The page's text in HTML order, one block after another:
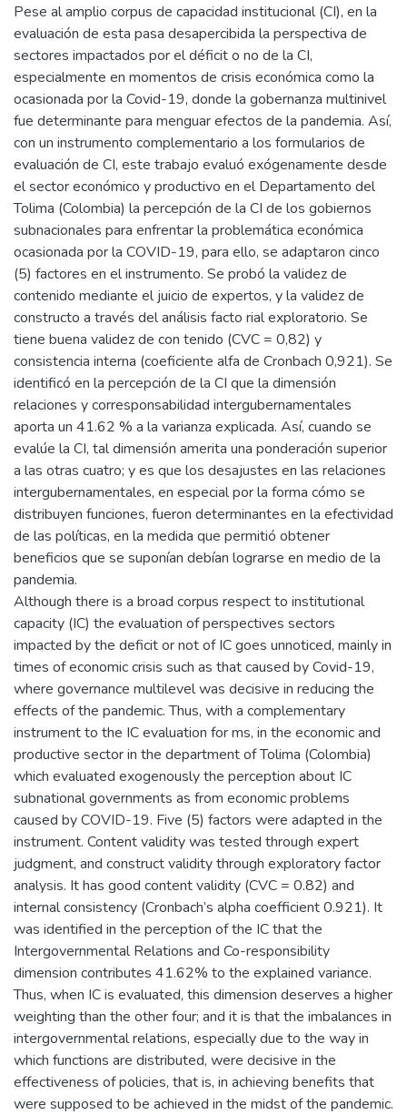
Pese al amplio corpus de capacidad institucional (CI), en la
evaluación de esta pasa desapercibida la perspectiva de
sectores impactados por el déficit o no de la CI,
especialmente en momentos de crisis económica como la
ocasionada por la Covid-19, donde la gobernanza multinivel
fue determinante para menguar efectos de la pandemia. Así,
con un instrumento complementario a los formularios de
evaluación de CI, este trabajo evaluó exógenamente desde
el sector económico y productivo en el Departamento del
Tolima (Colombia) la percepción de la CI de los gobiernos
subnacionales para enfrentar la problemática económica
ocasionada por la COVID-19, para ello, se adaptaron cinco
(5) factores en el instrumento. Se probó la validez de
contenido mediante el juicio de expertos, y la validez de
constructo a través del análisis facto rial exploratorio. Se
tiene buena validez de con tenido (CVC = 0,82) y
consistencia interna (coeficiente alfa de Cronbach 0,921). Se
identificó en la percepción de la CI que la dimensión
relaciones y corresponsabilidad intergubernamentales
aporta un 41.62 % a la varianza explicada. Así, cuando se
evalúe la CI, tal dimensión amerita una ponderación superior
a las otras cuatro; y es que los desajustes en las relaciones
intergubernamentales, en especial por la forma cómo se
distribuyen funciones, fueron determinantes en la efectividad
de las políticas, en la medida que permitió obtener
beneficios que se suponían debían lograrse en medio de la
pandemia.
Although there is a broad corpus respect to institutional
capacity (IC) the evaluation of perspectives sectors
impacted by the deficit or not of IC goes unnoticed, mainly in
times of economic crisis such as that caused by Covid-19,
where governance multilevel was decisive in reducing the
effects of the pandemic. Thus, with a complementary
instrument to the IC evaluation for ms, in the economic and
productive sector in the department of Tolima (Colombia)
which evaluated exogenously the perception about IC
subnational governments as from economic problems
caused by COVID-19. Five (5) factors were adapted in the
instrument. Content validity was tested through expert
judgment, and construct validity through exploratory factor
analysis. It has good content validity (CVC = 0.82) and
internal consistency (Cronbach’s alpha coefficient 0.921). It
was identified in the perception of the IC that the
Intergovernmental Relations and Co-responsibility
dimension contributes 41.62% to the explained variance.
Thus, when IC is evaluated, this dimension deserves a higher
weighting than the other four; and it is that the imbalances in
intergovernmental relations, especially due to the way in
which functions are distributed, were decisive in the
effectiveness of policies, that is, in achieving benefits that
were supposed to be achieved in the midst of the pandemic.